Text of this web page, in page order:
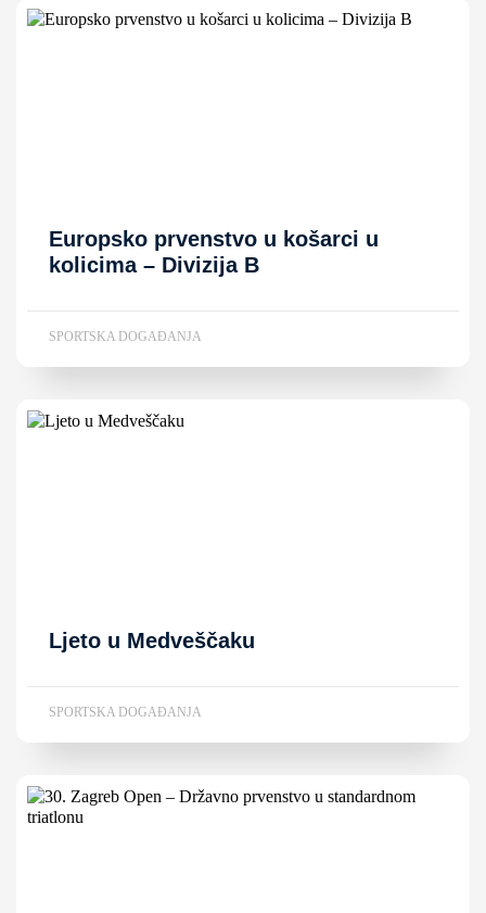
Europsko prvenstvo u košarci u
kolicima – Divizija B
SPORTSKA DOGAĐANJA
Ljeto u Medveščaku
SPORTSKA DOGAĐANJA